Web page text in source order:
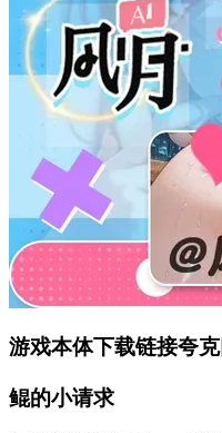
游戏本体下载链接夸
鲲的小请求